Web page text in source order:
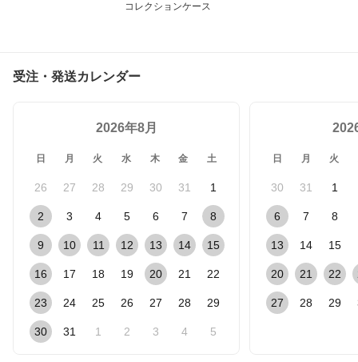
コレクションケース
受注・発送カレンダー
2026年8月
日 月 火 水 木 金 土
26 27 28 29 30 31 1
2 3 4 5 6 7 8
9 10 11 12 13 14 15
16 17 18 19 20 21 22
23 24 25 26 27 28 29
30 31 1 2 3 4 5
日 月 火
30 31 1
6 7 8
13 14 15
20 21 22
27 28 29